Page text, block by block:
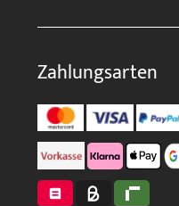
Zahlungsarten